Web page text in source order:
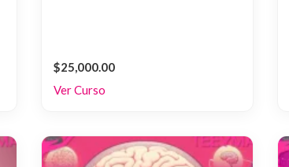
$25,000.00
Ver Curso